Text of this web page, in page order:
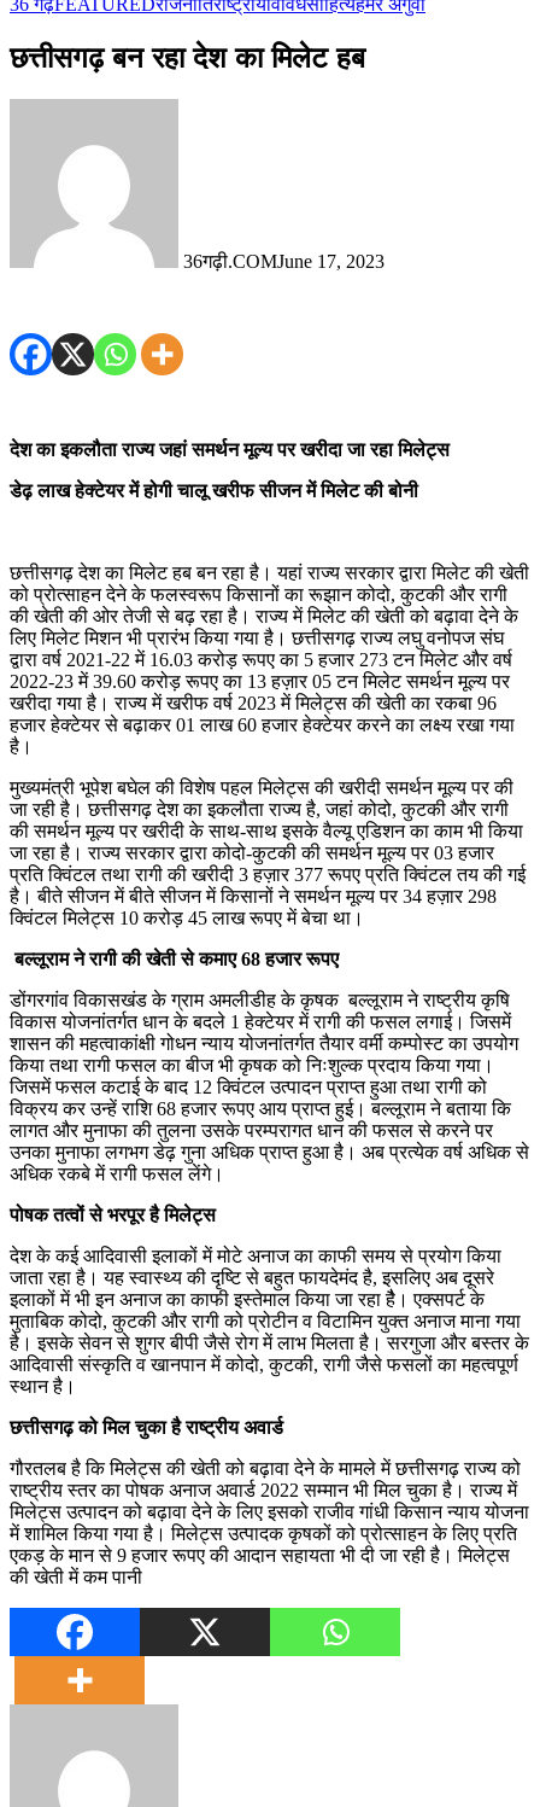
36 गढ़FEATUREDराजनीतिराष्ट्रीयविविधसाहित्यहमर अगुवा
छत्तीसगढ़ बन रहा देश का मिलेट हब
36गढ़ी.COMJune 17, 2023
देश का इकलौता राज्य जहां समर्थन मूल्य पर खरीदा जा रहा मिलेट्स
डेढ़ लाख हेक्टेयर में होगी चालू खरीफ सीजन में मिलेट की बोनी
छत्तीसगढ़ देश का मिलेट हब बन रहा है। यहां राज्य सरकार द्वारा मिलेट की खेती
को प्रोत्साहन देने के फलस्वरूप किसानों का रूझान कोदो, कुटकी और रागी
की खेती की ओर तेजी से बढ़ रहा है। राज्य में मिलेट की खेती को बढ़ावा देने के
लिए मिलेट मिशन भी प्रारंभ किया गया है। छत्तीसगढ़ राज्य लघु वनोपज संघ
द्वारा वर्ष 2021-22 में 16.03 करोड़ रूपए का 5 हजार 273 टन मिलेट और वर्ष
2022-23 में 39.60 करोड़ रूपए का 13 हज़ार 05 टन मिलेट समर्थन मूल्य पर
खरीदा गया है। राज्य में खरीफ वर्ष 2023 में मिलेट्स की खेती का रकबा 96
हजार हेक्टेयर से बढ़ाकर 01 लाख 60 हजार हेक्टेयर करने का लक्ष्य रखा गया
है।
मुख्यमंत्री भूपेश बघेल की विशेष पहल मिलेट्स की खरीदी समर्थन मूल्य पर की
जा रही है। छत्तीसगढ़ देश का इकलौता राज्य है, जहां कोदो, कुटकी और रागी
की समर्थन मूल्य पर खरीदी के साथ-साथ इसके वैल्यू एडिशन का काम भी किया
जा रहा है। राज्य सरकार द्वारा कोदो-कुटकी की समर्थन मूल्य पर 03 हजार
प्रति क्विंटल तथा रागी की खरीदी 3 हज़ार 377 रूपए प्रति क्विंटल तय की गई
है। बीते सीजन में बीते सीजन में किसानों ने समर्थन मूल्य पर 34 हज़ार 298
क्विंटल मिलेट्स 10 करोड़ 45 लाख रूपए में बेचा था।
बल्लूराम ने रागी की खेती से कमाए 68 हजार रूपए
डोंगरगांव विकासखंड के ग्राम अमलीडीह के कृषक बल्लूराम ने राष्ट्रीय कृषि
विकास योजनांतर्गत धान के बदले 1 हेक्टेयर में रागी की फसल लगाई। जिसमें
शासन की महत्वाकांक्षी गोधन न्याय योजनांतर्गत तैयार वर्मी कम्पोस्ट का उपयोग
किया तथा रागी फसल का बीज भी कृषक को निःशुल्क प्रदाय किया गया।
जिसमें फसल कटाई के बाद 12 क्विंटल उत्पादन प्राप्त हुआ तथा रागी को
विक्रय कर उन्हें राशि 68 हजार रूपए आय प्राप्त हुई। बल्लूराम ने बताया कि
लागत और मुनाफा की तुलना उसके परम्परागत धान की फसल से करने पर
उनका मुनाफा लगभग डेढ़ गुना अधिक प्राप्त हुआ है। अब प्रत्येक वर्ष अधिक से
अधिक रकबे में रागी फसल लेंगे।
पोषक तत्वों से भरपूर है मिलेट्स
देश के कई आदिवासी इलाकों में मोटे अनाज का काफी समय से प्रयोग किया
जाता रहा है। यह स्वास्थ्य की दृष्टि से बहुत फायदेमंद है, इसलिए अब दूसरे
इलाकों में भी इन अनाज का काफी इस्तेमाल किया जा रहा हैै। एक्सपर्ट के
मुताबिक कोदो, कुटकी और रागी को प्रोटीन व विटामिन युक्त अनाज माना गया
है। इसके सेवन से शुगर बीपी जैसे रोग में लाभ मिलता है। सरगुजा और बस्तर के
आदिवासी संस्कृति व खानपान में कोदो, कुटकी, रागी जैसे फसलों का महत्वपूर्ण
स्थान है।
छत्तीसगढ़ को मिल चुका है राष्ट्रीय अवार्ड
गौरतलब है कि मिलेट्स की खेती को बढ़ावा देने के मामले में छत्तीसगढ़ राज्य को
राष्ट्रीय स्तर का पोषक अनाज अवार्ड 2022 सम्मान भी मिल चुका है। राज्य में
मिलेट्स उत्पादन को बढ़ावा देने के लिए इसको राजीव गांधी किसान न्याय योजना
में शामिल किया गया है। मिलेट्स उत्पादक कृषकों को प्रोत्साहन के लिए प्रति
एकड़ के मान से 9 हजार रूपए की आदान सहायता भी दी जा रही है। मिलेट्स
की खेती में कम पानी